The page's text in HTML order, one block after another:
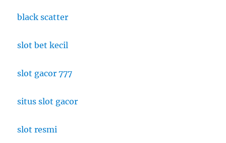
black scatter
slot bet kecil
slot gacor 777
situs slot gacor
slot resmi